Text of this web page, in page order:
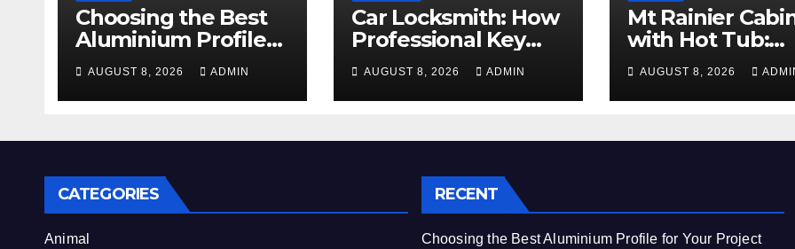
Choosing the Best
Aluminium Profile
for Your Project
Needs
AUGUST 8, 2026 ADMIN
Car Locksmith: How
Professional Key
Services Can Help in
an Emergency
AUGUST 8, 2026 ADMIN
Mt Rainier
with Hot Tub:
Create the
Cozy Mountain
Vacation
AUGUST 8, 2026
CATEGORIES
Animal
RECENT
Choosing the Best Aluminium Profile for Your Project